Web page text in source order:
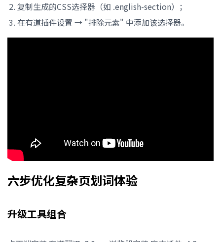
复制生成的CSS选择器（如 .english-section）；
在有道插件设置 → "排除元素" 中添加该选择器。
六步优化复杂页划词体验
升级工具组合